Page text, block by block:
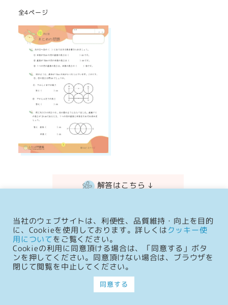
全4ページ
解答はこちら ↓
この章の解説記事を読む
当社のウェブサイトは、利便性、品質維持・向上を目的
に、Cookieを使用しております。詳しくはクッキー使
用についてをご覧ください。
Cookieの利用に同意頂ける場合は、「同意する」ボタ
ンを押してください。同意頂けない場合は、ブラウザを
閉じて閲覧を中止してください。
同意する